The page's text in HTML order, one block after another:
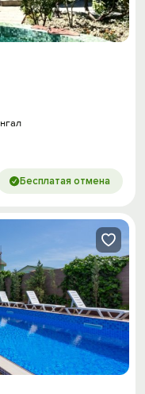
Бесплатая отмена